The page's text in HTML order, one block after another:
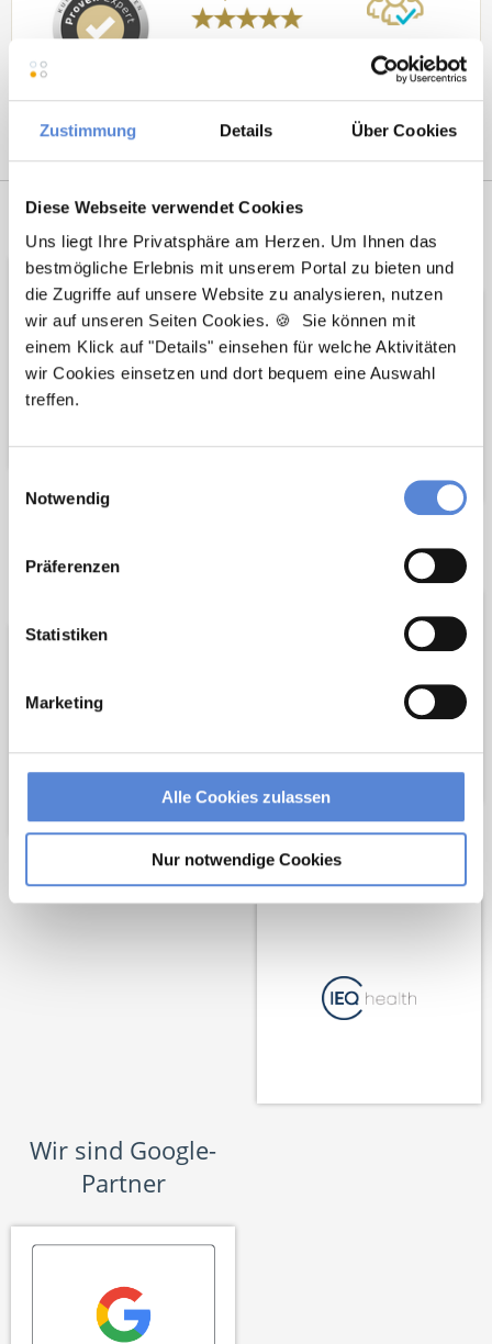
Zustimmung Details Über Cookies
Diese Webseite verwendet Cookies
Uns liegt Ihre Privatsphäre am Herzen. Um Ihnen das
bestmögliche Erlebnis mit unserem Portal zu bieten und
die Zugriffe auf unsere Website zu analysieren, nutzen
wir auf unseren Seiten Cookies. 🍪 Sie können mit
einem Klick auf "Details" einsehen für welche Aktivitäten
wir Cookies einsetzen und dort bequem eine Auswahl
treffen.
Notwendig
Präferenzen
Statistiken
Marketing
Alle Cookies zulassen
Nur notwendige Cookies
Netzwerk-Partner
Unterstützer
Bäume
Wir fördern
Netzwerk-Partner
Wir sind Google-
Partner